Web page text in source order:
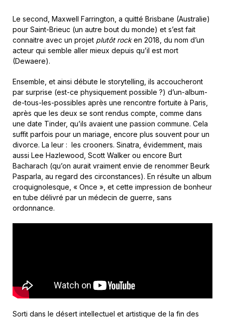
Le second, Maxwell Farrington, a quitté Brisbane (Australie)
pour Saint-Brieuc (un autre bout du monde) et s’est fait
connaitre avec un projet plutôt rocken 2018, du nom d’un
acteur qui semble aller mieux depuis qu’il est mort
(Dewaere).
Ensemble, et ainsi débute le storytelling, ils accoucheront
par surprise (est-ce physiquement possible ?) d’un-album-
de-tous-les-possibles après une rencontre fortuite à Paris,
après que les deux se sont rendus compte, comme dans
une date Tinder, qu’ils avaient une passion commune. Cela
suffit parfois pour un mariage, encore plus souvent pour un
divorce. La leur : les crooners. Sinatra, évidemment, mais
aussi Lee Hazlewood, Scott Walker ou encore Burt
Bacharach (qu’on aurait vraiment envie de renommer Beurk
Pasparla, au regard des circonstances). En résulte un album
croquignolesque, « Once », et cette impression de bonheur
en tube délivré par un médecin de guerre, sans
ordonnance.
Sorti dans le désert intellectuel et artistique de la fin des